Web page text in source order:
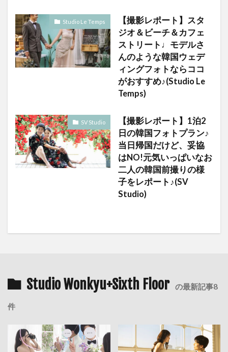
Studio Le Temps
【撮影レポート】スタ
ジオ＆ビーチ＆カフェ
ストリート♩モデルさ
んのような韓国ウェデ
ィングフォトならココ
がおすすめ♪(Studio Le
Temps)
SV Studio
【撮影レポート】1泊2
日の韓国フォトプラン♪
当日帰国だけど、妥協
はNO!元気いっぱいなお
二人の韓国前撮りの様
子をレポート♪(SV
Studio)
Studio Wonkyu+Sixth Floor の最新記事8
件